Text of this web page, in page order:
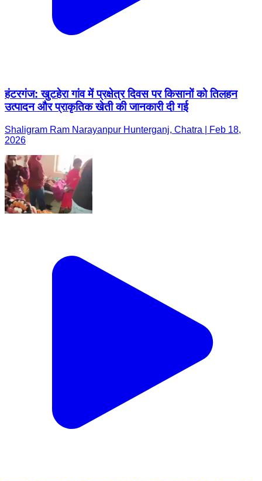
हंटरगंज: खुटहेरा गांव में प्रक्षेत्र दिवस पर किसानों को तिलहन
उत्पादन और प्राकृतिक खेती की जानकारी दी गई
Shaligram Ram Narayanpur Hunterganj, Chatra | Feb 18,
2026